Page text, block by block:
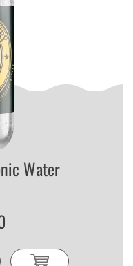
Water